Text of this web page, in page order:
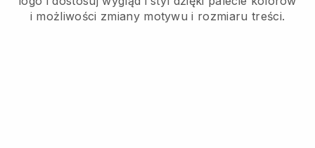
i możliwości zmiany motywu i rozmiaru treści.